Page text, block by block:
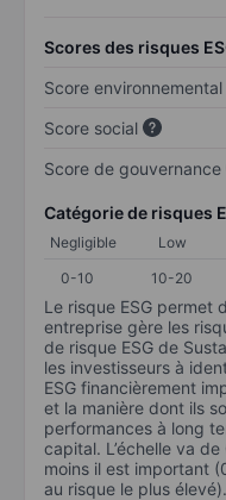
Scores des risques
Score environnemental
Score social
Score de gouvernance
Catégorie de risques
Negligible Low
0-10
10-20
Le risque ESG permet
entreprise gère les
de risque ESG de
les investisseurs à
ESG financièrement
et la manière dont ils
performances à long
capital. L’échelle va
moins il est important
au risque le plus élevé).